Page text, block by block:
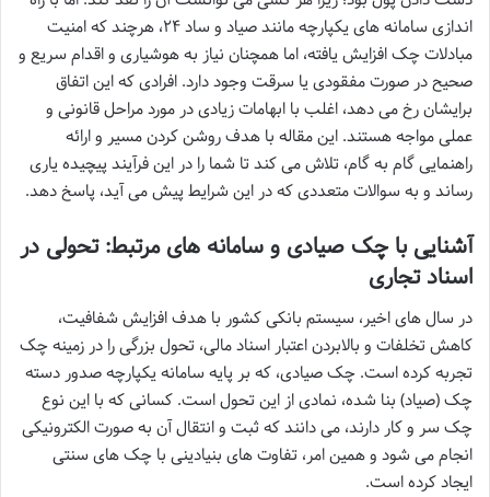
اندازی سامانه های یکپارچه مانند صیاد و ساد ۲۴، هرچند که امنیت
مبادلات چک افزایش یافته، اما همچنان نیاز به هوشیاری و اقدام سریع و
صحیح در صورت مفقودی یا سرقت وجود دارد. افرادی که این اتفاق
برایشان رخ می دهد، اغلب با ابهامات زیادی در مورد مراحل قانونی و
عملی مواجه هستند. این مقاله با هدف روشن کردن مسیر و ارائه
راهنمایی گام به گام، تلاش می کند تا شما را در این فرآیند پیچیده یاری
رساند و به سوالات متعددی که در این شرایط پیش می آید، پاسخ دهد.
آشنایی با چک صیادی و سامانه های مرتبط: تحولی در
اسناد تجاری
در سال های اخیر، سیستم بانکی کشور با هدف افزایش شفافیت،
کاهش تخلفات و بالابردن اعتبار اسناد مالی، تحول بزرگی را در زمینه چک
تجربه کرده است. چک صیادی، که بر پایه سامانه یکپارچه صدور دسته
چک (صیاد) بنا شده، نمادی از این تحول است. کسانی که با این نوع
چک سر و کار دارند، می دانند که ثبت و انتقال آن به صورت الکترونیکی
انجام می شود و همین امر، تفاوت های بنیادینی با چک های سنتی
ایجاد کرده است.